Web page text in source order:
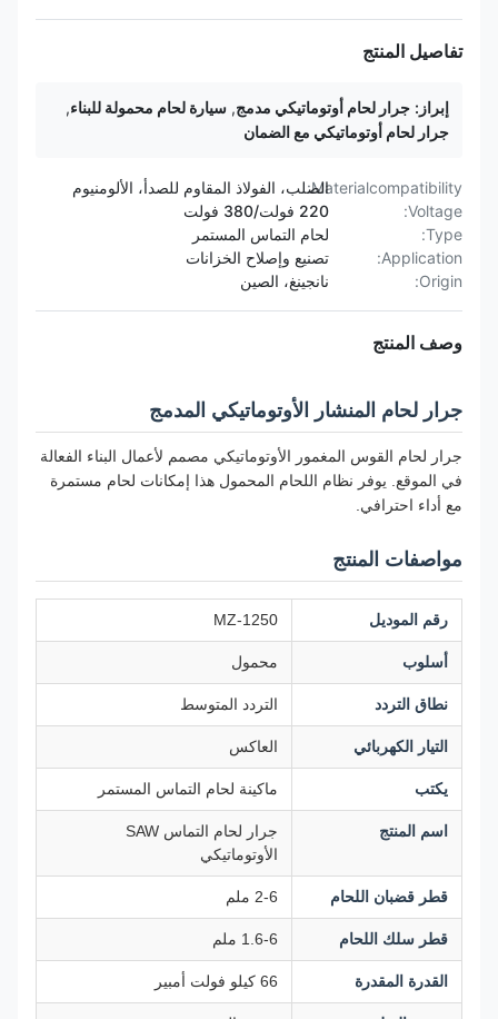
تفاصيل المنتج
إبراز: جرار لحام أوتوماتيكي مدمج, سيارة لحام محمولة للبناء,
جرار لحام أوتوماتيكي مع الضمان
Materialcompatibility:الصلب، الفولاذ المقاوم للصدأ، الألومنيوم
Voltage:
220 فولت/380 فولت
Type:
لحام التماس المستمر
Application:
تصنيع وإصلاح الخزانات
Origin:
نانجينغ، الصين
وصف المنتج
جرار لحام المنشار الأوتوماتيكي المدمج
جرار لحام القوس المغمور الأوتوماتيكي مصمم لأعمال البناء الفعالة
في الموقع. يوفر نظام اللحام المحمول هذا إمكانات لحام مستمرة
مع أداء احترافي.
مواصفات المنتج
رقم الموديل MZ-1250
أسلوب محمول
نطاق التردد التردد المتوسط
التيار الكهربائي العاكس
يكتب ماكينة لحام التماس المستمر
اسم المنتج
جرار لحام التماس SAW
الأوتوماتيكي
قطر قضبان اللحام 2-6 ملم
قطر سلك اللحام 1.6-6 ملم
القدرة المقدرة 66 كيلو فولت أمبير